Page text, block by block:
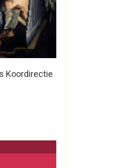
Koordirectie